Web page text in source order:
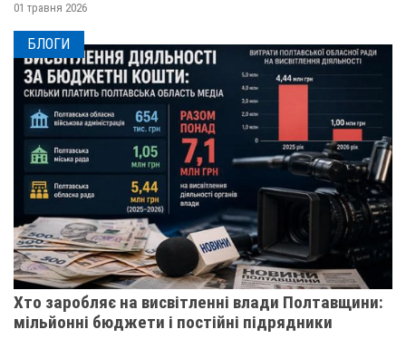
01 травня 2026
БЛОГИ
Хто заробляє на висвітленні влади Полтавщини:
мільйонні бюджети і постійні підрядники